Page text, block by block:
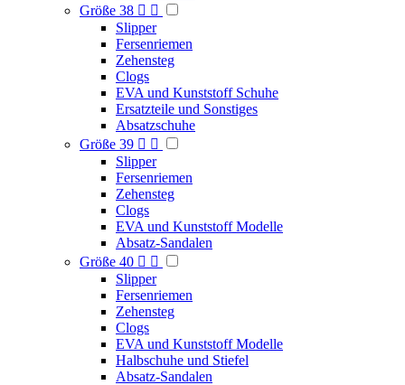
Größe 38  
Slipper
Fersenriemen
Zehensteg
Clogs
EVA und Kunststoff Schuhe
Ersatzteile und Sonstiges
Absatzschuhe
Größe 39  
Slipper
Fersenriemen
Zehensteg
Clogs
EVA und Kunststoff Modelle
Absatz-Sandalen
Größe 40  
Slipper
Fersenriemen
Zehensteg
Clogs
EVA und Kunststoff Modelle
Halbschuhe und Stiefel
Absatz-Sandalen